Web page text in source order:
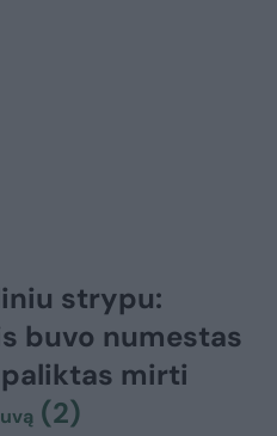
strypu:
buvo numestas
mirti
(2)